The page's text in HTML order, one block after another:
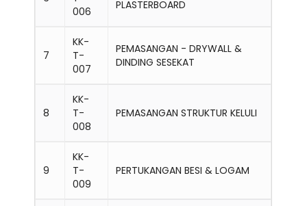
006
PLASTERBOARD
7
KK-
T-
007
PEMASANGAN - DRYWALL &
DINDING SESEKAT
8
KK-
T-
008
PEMASANGAN STRUKTUR KELULI
9
KK-
T-
009
PERTUKANGAN BESI & LOGAM